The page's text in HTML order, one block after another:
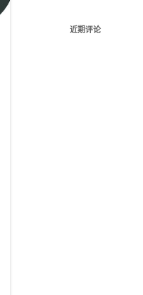
近期评论